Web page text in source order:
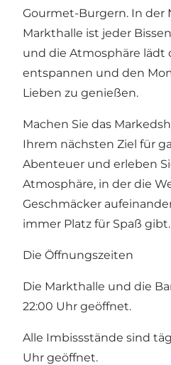
Gourmet-Burgern. In der
Markthalle ist jeder
und die Atmosphäre lädt
entspannen und den
Lieben zu genießen.
Machen Sie das
Ihrem nächsten Ziel für
Abenteuer und erleben
Atmosphäre, in der die
Geschmäcker
immer Platz für Spaß gibt.
Die Öffnungszeiten
Die Markthalle und die
22:00 Uhr geöffnet.
Alle Imbissstände sind
Uhr geöffnet.